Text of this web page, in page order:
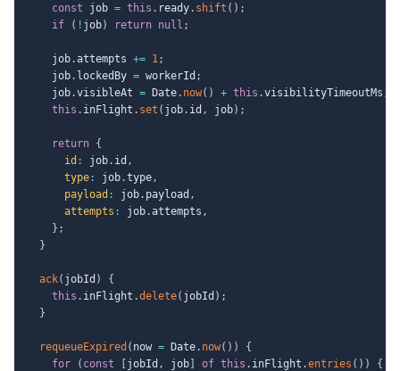
const job = this . ready. shift ( ) ;
if
( ! job) return null ;
    job
.attempts += 1;
    job
. lockedBy = workerId ;
    job
.visibleAt = Date. now( ) + this .visibilityTimeoutMs ;
this . inFlight . set ( job. id , job) ;
return {
id : job. id ,
type : job.type,
payload : job. payload ,
attempts : job.attempts ,
} ;
}
ack( jobId )
{
this . inFlight .delete( jobId ) ;
}
requeueExpired ( now = Date. now( ) )
{
for
( const jobId , job of this . inFlight .entries ( ) )
{